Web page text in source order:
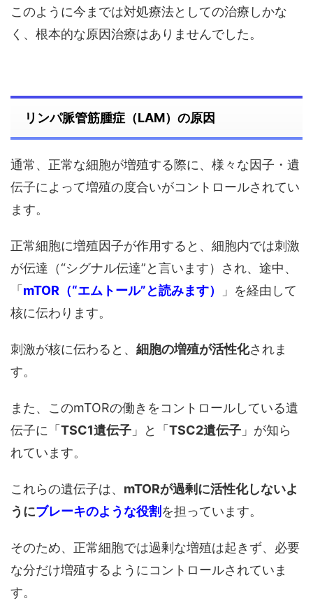
このように今までは対処療法としての治療しかな
く、根本的な原因治療はありませんでした。
リンパ脈管筋腫症（LAM）の原因
通常、正常な細胞が増殖する際に、様々な因子・遺
伝子によって増殖の度合いがコントロールされてい
ます。
正常細胞に増殖因子が作用すると、細胞内では刺激
が伝達（“シグナル伝達”と言います）され、途中、
「 mTOR（“エムトール”と読みます）
」を経由して
核に伝わります。
刺激が核に伝わると、 細胞の増殖が活性化されま
す。
また、このmTORの働きをコントロールしている遺
伝子に「 TSC1遺伝子 」と「 TSC2遺伝子 」が知ら
れています。
これらの遺伝子は、 mTORが過剰に活性化しないよ
うにブレーキのような役割 を担っています。
そのため、正常細胞では過剰な増殖は起きず、必要
な分だけ増殖するようにコントロールされていま
す。